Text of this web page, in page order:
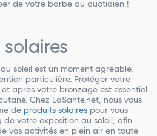
de votre barbe au quotidien !
solaires
soleil est un moment agréable,
particulière. Protéger votre
après votre bronzage est essentiel
Chez LaSante.net, nous vous
de produits solaires pour vous
votre exposition au soleil, afin
vos activités en plein air en toute